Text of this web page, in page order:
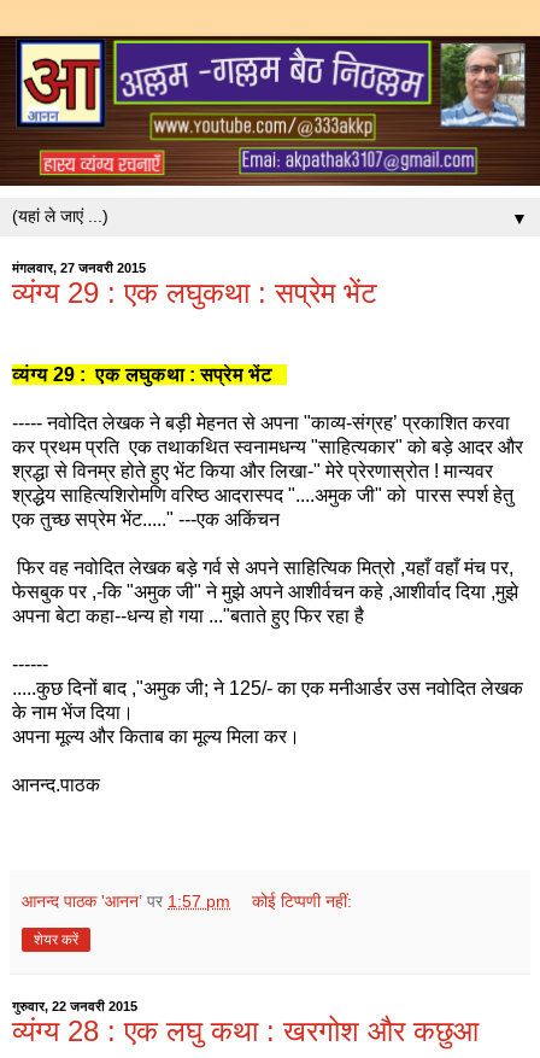
▼
मंगलवार, 27 जनवरी 2015
व्यंग्य 29 : एक लघुकथा : सप्रेम भेंट
व्यंग्य 29 : एक लघुकथा : सप्रेम भेंट
----- नवोदित लेखक ने बड़ी मेहनत से अपना "काव्य-संग्रह’ प्रकाशित करवा
कर प्रथम प्रति एक तथाकथित स्वनामधन्य "साहित्यकार" को बड़े आदर और
श्रद्धा से विनम्र होते हुए भेंट किया और लिखा-" मेरे प्रेरणास्रोत ! मान्यवर
श्रद्धेय साहित्यशिरोमणि वरिष्ठ आदरास्पद "....अमुक जी" को पारस स्पर्श हेतु
एक तुच्छ सप्रेम भेंट....." ---एक अकिंचन
फिर वह नवोदित लेखक बड़े गर्व से अपने साहित्यिक मित्रो ,यहाँ वहाँ मंच पर,
फेसबुक पर ,-कि "अमुक जी" ने मुझे अपने आशीर्वचन कहे ,आशीर्वाद दिया ,मुझे
अपना बेटा कहा--धन्य हो गया ..."बताते हुए फिर रहा है
------
.....कुछ दिनों बाद ,"अमुक जी; ने 125/- का एक मनीआर्डर उस नवोदित लेखक
के नाम भेंज दिया।
अपना मूल्य और किताब का मूल्य मिला कर।
आनन्द.पाठक
आनन्द पाठक 'आनन’ पर 1:57 pm कोई टिप्पणी नहीं:
शेयर करें
गुरुवार, 22 जनवरी 2015
व्यंग्य 28 : एक लघु कथा : खरगोश और कछुआ